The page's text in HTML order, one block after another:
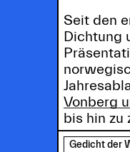
Seit den
Dichtung
Vonberg
bis hin zu
Gedicht der